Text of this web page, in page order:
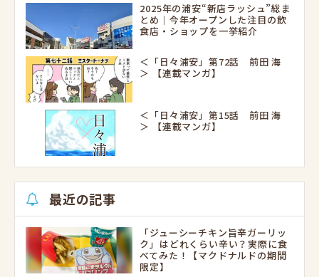
2025年の浦安“新店ラッシュ”総ま
とめ｜今年オープンした注目の飲
食店・ショップを一挙紹介
＜「日々浦安」第72話 前田 海
＞ 【連載マンガ】
＜「日々浦安」第15話 前田 海
＞ 【連載マンガ】
最近の記事
「ジューシーチキン旨辛ガーリッ
ク」はどれくらい辛い？実際に食
べてみた！【マクドナルドの期間
限定】